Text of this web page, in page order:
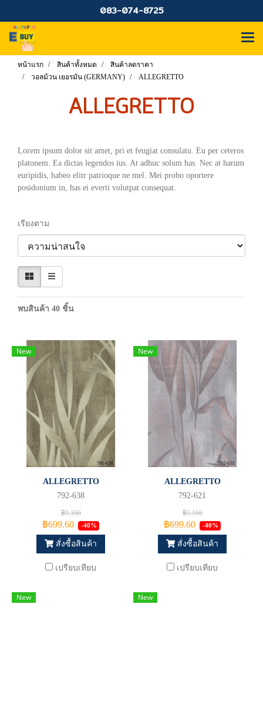
083-074-8725
หน้าแรก สินค้าทั้งหมด
สินค้าลดราคา
วอลม้วน เยอรมัน (GERMANY)
ALLEGRETTO
ALLEGRETTO
Lorem ipsum dolor sit amet, pri et feugiat consulatu. Eu per ceteros
platonem. Ea dictas legendos ius. At adhuc solum has. Nec at harum
euripidis, habeo elitr patrioque ne mel. Mei probo oportere
posidonium in, has ei everti volutpat consequat.
เรียงตาม
พบสินค้า 40 ชิ้น
New
ALLEGRETTO
792-638
฿1,166
฿699.60 -40%
สั่งซื้อสินค้า
เปรียบเทียบ
New
ALLEGRETTO
792-621
฿1,166
฿699.60 -40%
สั่งซื้อสินค้า
เปรียบเทียบ
New New